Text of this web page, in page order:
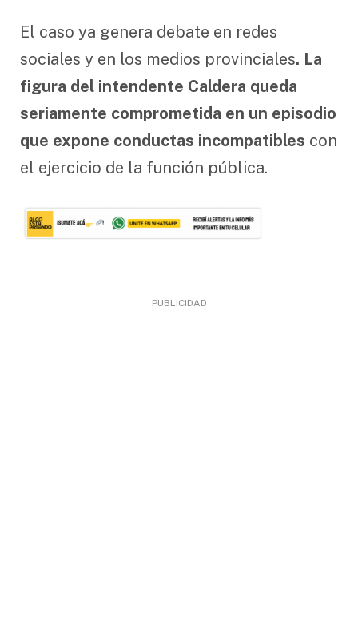
El caso ya genera debate en redes
sociales y en los medios provinciales. La
figura del intendente Caldera queda
seriamente comprometida en un episodio
que expone conductas incompatibles con
el ejercicio de la función pública.
PUBLICIDAD